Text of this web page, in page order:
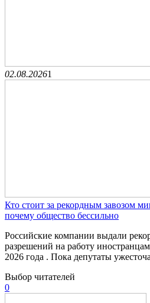
02.08.20261
Кто стоит за рекордным завозом
почему общество бессильно
Российские компании выдали
разрешений на работу
2026 года . Пока депутаты
Выбор читателей
0